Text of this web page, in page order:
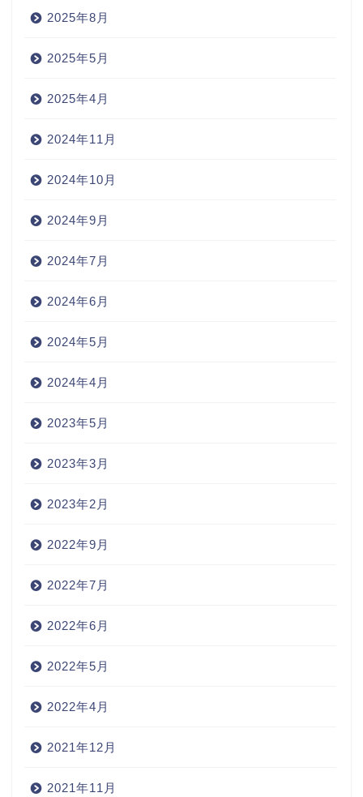
2025年8月
2025年5月
2025年4月
2024年11月
2024年10月
2024年9月
2024年7月
2024年6月
2024年5月
2024年4月
2023年5月
2023年3月
2023年2月
2022年9月
2022年7月
2022年6月
2022年5月
2022年4月
2021年12月
2021年11月